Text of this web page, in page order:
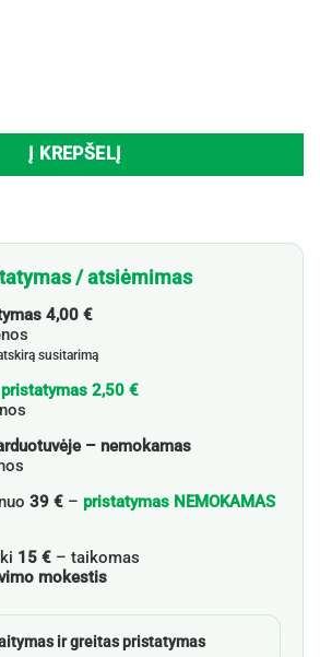
saldainiai ONLY, 84 g
Į KREPŠELĮ
/ atsiėmimas
4,00 €
susitarimą
pristatymas 2,50 €
– nemokamas
39 € – pristatymas NEMOKAMAS
15 € – taikomas
mokestis
ir greitas pristatymas